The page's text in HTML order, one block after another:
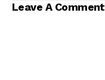
Leave A Comment